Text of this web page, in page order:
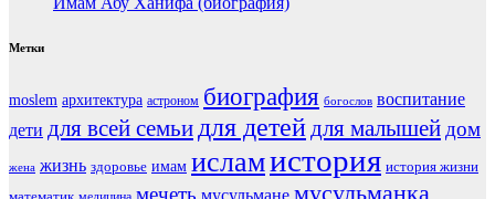
Метки
moslem архитектура астроном биография богослов воспитание
дети для всей семьи для детей для малышей дом
жена жизнь здоровье имам исламистория история жизни
мечеть мусульмане мусульманка